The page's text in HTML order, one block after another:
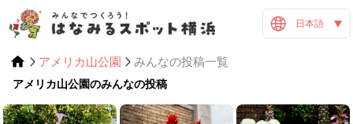
日本語
アメリカ山公園
みんなの投稿一覧
アメリカ山公園のみんなの投稿